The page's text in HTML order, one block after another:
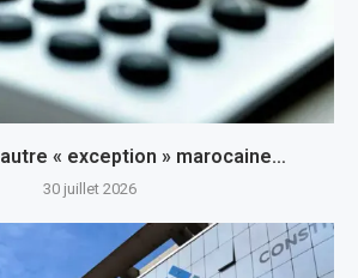
« exception » marocaine…
30 juillet 2026